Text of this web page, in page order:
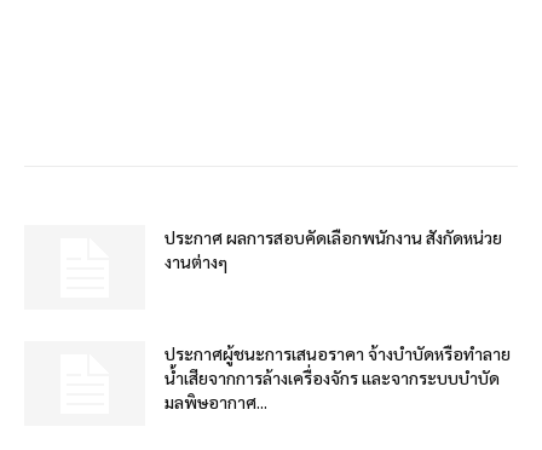
ประกาศ ผลการสอบคัดเลือกพนักงาน สังกัดหน่วย
งานต่างๆ
ประกาศผู้ชนะการเสนอราคา จ้างบำบัดหรือทำลาย
น้ำเสียจากการล้างเครื่องจักร และจากระบบบำบัด
มลพิษอากาศ...